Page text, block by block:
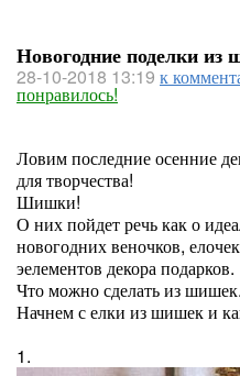
Новогодние поделки из
28-10-2018 13:19 к
понравилось!
Ловим последние осенние
для творчества!
Шишки!
О них пойдет речь как о
новогодних веночков,
эелементов декора подарков.
Что можно сделать из шишек.
Начнем с елки из шишек и
1.